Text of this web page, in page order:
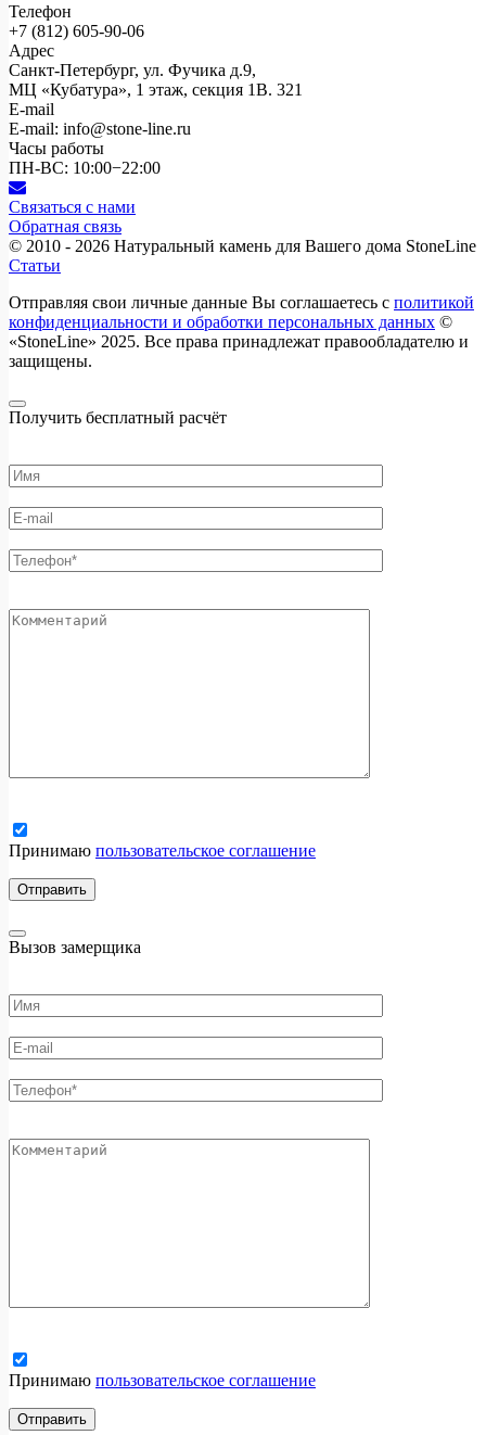
Телефон
+7 (812) 605-90-06
Адрес
Санкт-Петербург, ул. Фучика д.9,
МЦ «Кубатура», 1 этаж, секция 1В. 321
E-mail
E-mail: info@stone-line.ru
Часы работы
ПН-ВС: 10:00−22:00
Связаться с нами
Обратная связь
© 2010 - 2026 Натуральный камень для Вашего дома StoneLine
Статьи
Отправляя свои личные данные Вы соглашаетесь с политикой
конфиденциальности и обработки персональных данных ©
«StoneLine» 2025. Все права принадлежат правообладателю и
защищены.
Получить бесплатный расчёт
Принимаю пользовательское соглашение
Вызов замерщика
Принимаю пользовательское соглашение